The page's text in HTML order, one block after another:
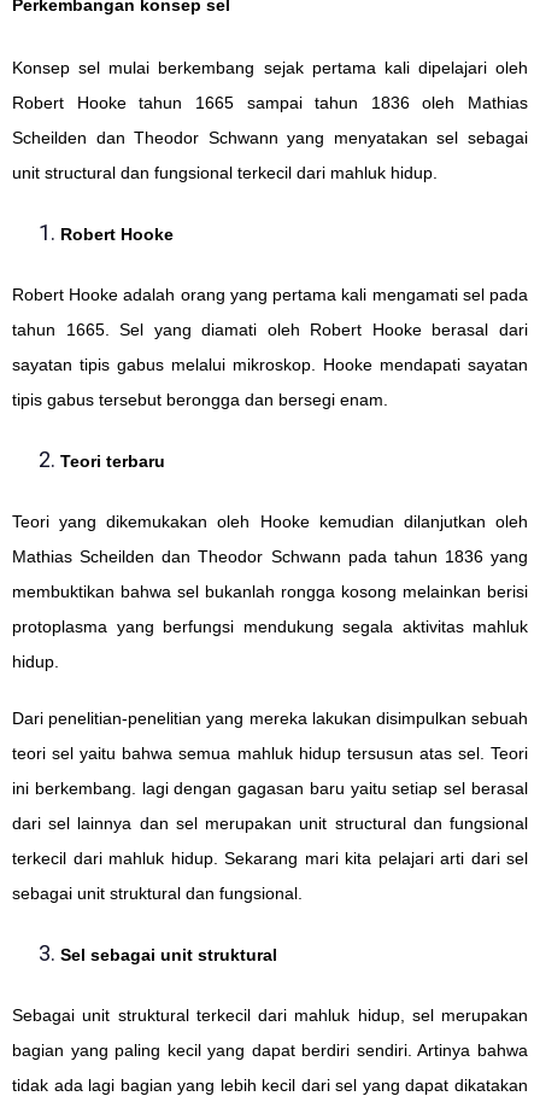
Perkembangan konsep sel
Konsep sel mulai berkembang sejak pertama kali dipelajari oleh
Robert Hooke tahun 1665 sampai tahun 1836 oleh Mathias
Scheilden dan Theodor Schwann yang menyatakan sel sebagai
unit structural dan fungsional terkecil dari mahluk hidup.
Robert Hooke
Robert Hooke adalah orang yang pertama kali mengamati sel pada
tahun 1665. Sel yang diamati oleh Robert Hooke berasal dari
sayatan tipis gabus melalui mikroskop. Hooke mendapati sayatan
tipis gabus tersebut berongga dan bersegi enam.
Teori terbaru
Teori yang dikemukakan oleh Hooke kemudian dilanjutkan oleh
Mathias Scheilden dan Theodor Schwann pada tahun 1836 yang
membuktikan bahwa sel bukanlah rongga kosong melainkan berisi
protoplasma yang berfungsi mendukung segala aktivitas mahluk
hidup.
Dari penelitian-penelitian yang mereka lakukan disimpulkan sebuah
teori sel yaitu bahwa semua mahluk hidup tersusun atas sel. Teori
ini berkembang. lagi dengan gagasan baru yaitu setiap sel berasal
dari sel lainnya dan sel merupakan unit structural dan fungsional
terkecil dari mahluk hidup. Sekarang mari kita pelajari arti dari sel
sebagai unit struktural dan fungsional.
Sel sebagai unit struktural
Sebagai unit struktural terkecil dari mahluk hidup, sel merupakan
bagian yang paling kecil yang dapat berdiri sendiri. Artinya bahwa
tidak ada lagi bagian yang lebih kecil dari sel yang dapat dikatakan